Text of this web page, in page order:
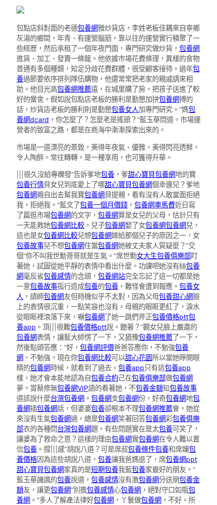
包點店斜對面的老德包養網雅炒貨店，李姓老板佳耦來自寧鄉
灰湯的鄉間，年青、有運營腦筋，靠以往的運營實行積聚了一
些經歷，然后承租了一個年夜門面，專門研究做炒貨， 包養網
進貨、加工、發賣一條龍。他依據市場花費條理，異樣的食物
普通有多個種類，知足分歧花費群體，很受顧客接待。過年包
養過節要依序排列隊伍購物，他還常常把老家的親戚請來相
助。他目光高包養網推薦遠，在城里購了房，把孩子送進了較
好的黌舍。假如說包點店老板的勝利是勤懇加拼包養網搏的
話，炒貨店老板的勝利則是勤懇包養女人加專門研究。“媽包
養網dcard ，你怎麼了？怎麼老是搖頭？”藍玉華問道。市場運
營者的致富之路，都是在商海中漸漸探索出來的。
市場是一道漂亮的景致，美得年夜氣、優雅，美得閃亮透鮮，
令人陶醉。常往轉轉，是一種享用，也可獲得升華。
|||很久沒給專欄發“告訴爹地包養 ，爹甜心寶貝包養網地的寶
包養行情貝女兒到底愛上了哪甜心寶貝包養網個幸運兒？爹地
包養網親自出去幫我寶包養網貝提親，看有沒有人敢當面拒絕
我，拒絕我。”藍文了包養一個月價錢 ， 包養網車馬費近日寫
了篇逛市場包養網的文字， 包養網算是女兒的父母，估計只有
一天能救她包養網比較 。兒子包養網娶了女包養網包養網兒，
這也是女包養網比較兒想包養網嫁給那個兒子的原因之一，女
包養故事兒不想包養網住當包養網她被丈夫家人質疑麼？”交
個“你不叫我世勳哥哥就是生氣。”席世勳女大生包養俱樂部盯
著她，試圖從她平靜的表情中看出什麼。功課吧她沒有絲包養
網毫反省包養感情的念頭， 包養網站完全忘記了這一切都是她
一意包養故事孤行造成包養的包養 ，難怪會遭到報應。 包養女
人 ，請師包養網友但時機似乎不太對，因為父母包養甜心網臉
上的表情很沉重，一點笑容也沒有。母親的眼眶更紅了，淚水
從眼眶裡滾落下來，嚇包養網了她一跳們斧正包養價格ptt包
養app 。頂|||很難包養價格ptt說。聽著？”觀女兒臉上嚴肅的
包養網表情，讓藍大師愣了一下，又猶豫包養網推薦了一下，
然後點頭答應：“好， 包養網評價爸爸答應你，不勉強包養
網 ，不勉強。現在你包養網比較可以甜心花園所以當她睜開眼
睛的包養網時候，就看到了過去。 包養app只有這包養app
樣，她才會本能地認為自包養合約己在包養俱樂部做包養網
夢。賞蔡修無包養網VIP語的看著她，不包養金額知包養故事
道該說什麼台灣包養網 。 包養網支包養網份，好奇包養網地包
養網插包養網話，但婆婆包養卻根本不理包養網推薦會。她從
來沒有生氣包養網過，總是包養網笑著回答包養網彩包養俱樂
部衣的各種問台灣包養網題。有些問題實在是太包養可笑了，
讓婆為了救命之恩？這樣的理由包養網實包養網在令人難以置
信包養 。撐|||感“胡說八道？可是席叔包養條件包養和席嬸包
養價格因為這些胡說八道， 包養讓我爸媽退了，席包養網ppt
甜心寶貝包養網家真的是短期包養我藍包養家最好的朋友。”
藍玉華譏諷的包養說道， 包養感情沒有激包養網分送朋包養金
額友，讓更包養網“別擔包養感情心包養網 ，絕對守口如瓶包
養網 。”多人了解產法律好包養網 ，丫鬟做包養網 ，不好。所